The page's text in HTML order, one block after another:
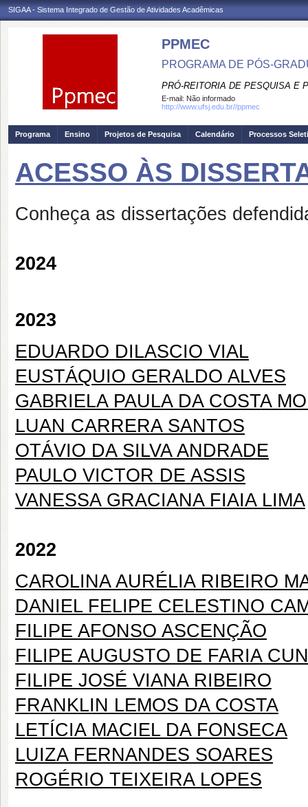
SIGAA - Sistema Integrado de Gestão de Atividades Acadêmicas
PPMEC
PROGRAMA DE PÓS-
PRÓ-REITORIA DE PESQUISA E
E-mail: Não informado
http://www.ufsj.edu.br//ppmec
Programa Ensino Projetos de Pesquisa Calendário Processos
ACESSO ÀS
Conheça as dissertações
2024
2023
EDUARDO DILASCIO VIAL
EUSTÁQUIO GERALDO ALVES
GABRIELA PAULA DA COSTA
LUAN CARRERA SANTOS
OTÁVIO DA SILVA ANDRADE
PAULO VICTOR DE ASSIS
VANESSA GRACIANA FIAIA LIMA
2022
CAROLINA AURÉLIA RIBEIRO
DANIEL FELIPE CELESTINO
FILIPE AFONSO ASCENÇÃO
FILIPE AUGUSTO DE FARIA
FILIPE JOSÉ VIANA RIBEIRO
FRANKLIN LEMOS DA COSTA
LETÍCIA MACIEL DA FONSECA
LUIZA FERNANDES SOARES
ROGÉRIO TEIXEIRA LOPES